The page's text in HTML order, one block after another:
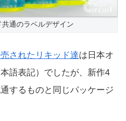
通のラベルデザイン
されたリキッド達は日本オ
語表記）でしたが、新作4
するものと同じパッケージ